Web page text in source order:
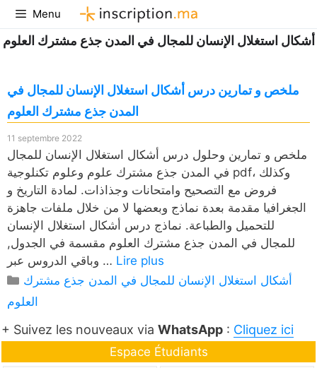
Aller
au
contenu
Menu
أشكال استغلال الإنسان للمجال في المدن جذع مشترك العلوم
ملخص و تمارين درس أشكال استغلال الإنسان للمجال في
المدن جذع مشترك العلوم
11 septembre 2022
ملخص و تمارين وحلول درس أشكال استغلال الإنسان للمجال
في المدن جذع مشترك علوم وعلوم تكنلوجية pdf، وكذلك
فروض مع التصحيح وامتحانات وجذاذات. لمادة التاريخ و
الجغرافيا مقدمة بعدة نماذج وبعضها لا من خلال ملفات جاهزة
للتحميل والطباعة. نماذج درس أشكال استغلال الإنسان
للمجال في المدن جذع مشترك العلوم مقسمة في الجدول,
وباقي الدروس عبر … Lire plus
Catégories
أشكال استغلال الإنسان للمجال في المدن جذع مشترك
العلوم
+ Suivez les nouveaux via WhatsApp : Cliquez ici
Espace Étudiants